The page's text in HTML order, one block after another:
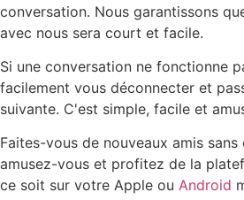
conversation. Nous garantissons
avec nous sera court et facile.
Si une conversation ne fonctionne
facilement vous déconnecter et
suivante. C'est simple, facile et
Faites-vous de nouveaux amis
amusez-vous et profitez de la
ce soit sur votre Apple ou Android